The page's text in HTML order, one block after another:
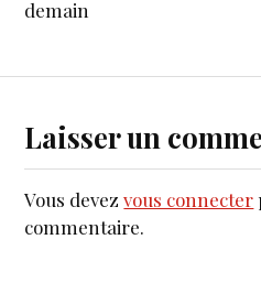
demain
Laisser un
Vous devezvous connecter
commentaire.